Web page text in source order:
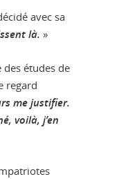
avec sa
là. »
des études de
regard
me justifier.
voilà, j’en